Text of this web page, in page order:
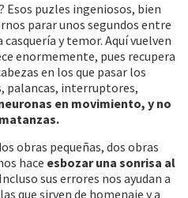
Esos puzles ingeniosos, bien
parar unos segundos entre
y temor. Aquí vuelven
enormemente, pues recupera
en los que pasar los
palancas, interruptores,
en movimiento, y no
obras pequeñas, dos obras
hace esbozar una sonrisa al
sus errores nos ayudan a
que sirven de homenaje y a